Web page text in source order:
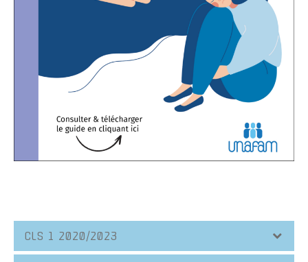
CLS 1 2020/2023